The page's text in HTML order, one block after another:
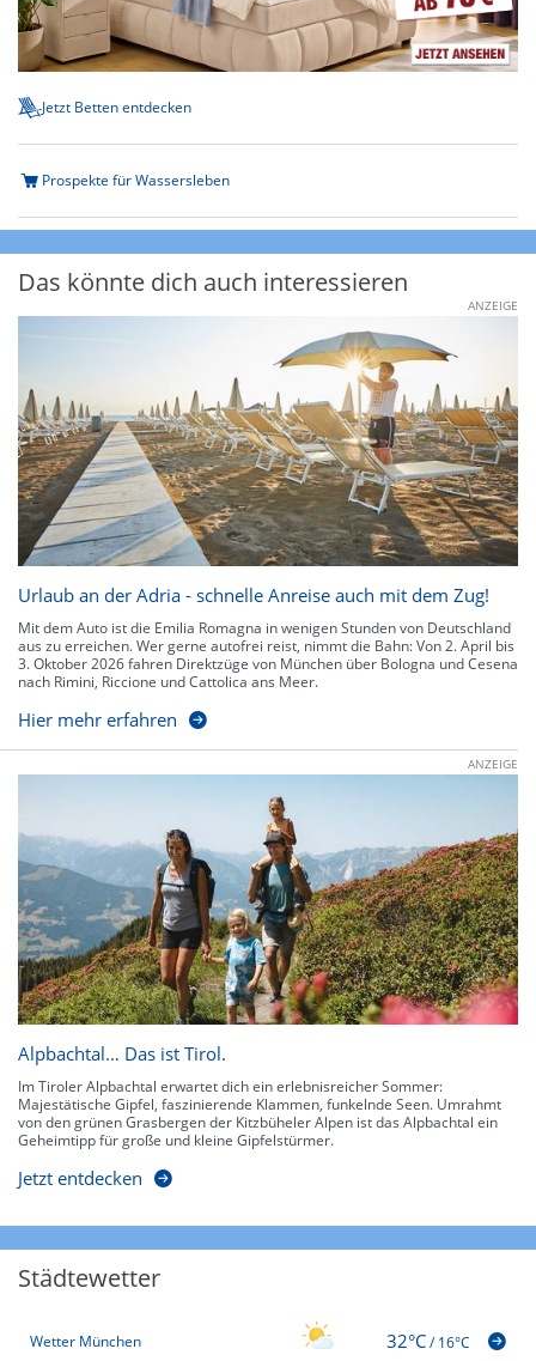
Jetzt Betten entdecken
Prospekte für Wassersleben
Das könnte dich auch interessieren
ANZEIGE
Urlaub an der Adria - schnelle Anreise auch mit dem Zug!
Mit dem Auto ist die Emilia Romagna in wenigen Stunden von Deutschland
aus zu erreichen. Wer gerne autofrei reist, nimmt die Bahn: Von 2. April bis
3. Oktober 2026 fahren Direktzüge von München über Bologna und Cesena
nach Rimini, Riccione und Cattolica ans Meer.
Hier mehr erfahren
ANZEIGE
Alpbachtal… Das ist Tirol.
Im Tiroler Alpbachtal erwartet dich ein erlebnisreicher Sommer:
Majestätische Gipfel, faszinierende Klammen, funkelnde Seen. Umrahmt
von den grünen Grasbergen der Kitzbüheler Alpen ist das Alpbachtal ein
Geheimtipp für große und kleine Gipfelstürmer.
Jetzt entdecken
Städtewetter
Wetter München 32°C/16°C